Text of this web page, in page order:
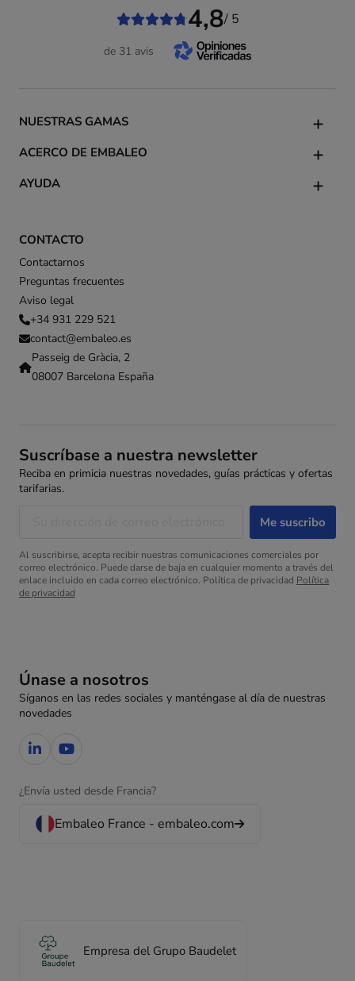
CONTACTO
Contactarnos
Preguntas frecuentes
Aviso legal
+34 931 229 521
contact@embaleo.es
Passeig de Gràcia, 2
08007 Barcelona España
NUESTRAS GAMAS
ACERCO DE EMBALEO
AYUDA
4,8/ 5
de 31 avis
Únase a nosotros
Síganos en las redes sociales y manténgase al día de nuestras
novedades
¿Envía usted desde Francia?
Embaleo France - embaleo.com
Empresa del Grupo Baudelet
Suscríbase a nuestra newsletter
Reciba en primicia nuestras novedades, guías prácticas y ofertas
tarifarias.
Al suscribirse, acepta recibir nuestras comunicaciones comerciales por
correo electrónico. Puede darse de baja en cualquier momento a través del
enlace incluido en cada correo electrónico. Política de privacidad Política
de privacidad